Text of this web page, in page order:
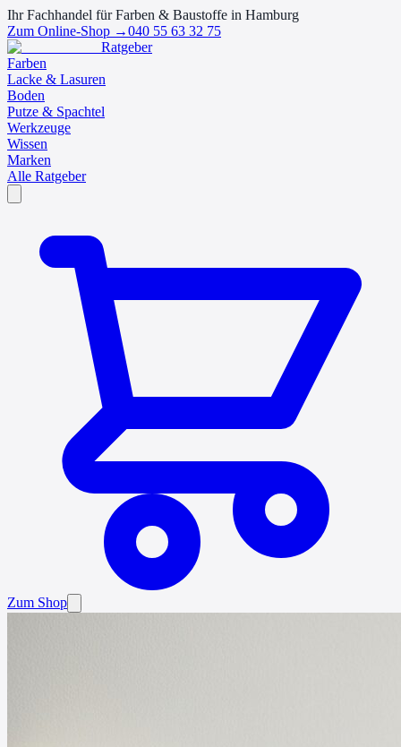
Ihr Fachhandel für Farben & Baustoffe in Hamburg
Zum Online-Shop →040 55 63 32 75
Ratgeber
Farben
Lacke & Lasuren
Boden
Putze & Spachtel
Werkzeuge
Wissen
Marken
Alle Ratgeber
Zum Shop